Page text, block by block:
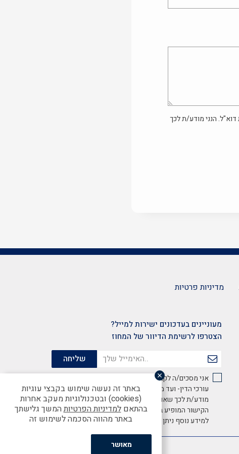
הנני מודע/ת לכך
מדיניות פרטיות
מעוניינים בעדכונים ישירות למייל?
הצטרפו לרשימת הדיוור של המחוז
אני מסכים/ה לקבל מידע שיווקי והצעות ממועדון לשכת
עורכי הדין- ועד מחוז מרכז, באמצעות דוא"ל. הנני
מודע/ת לכך שאוכל להסיר הסכמתי זו בכל עת באמצעות
הקישור המופיע בתחתית האתר.
למידע נוסף ניתן לעיין
במדיניות הפרטיות
Handcrafted by Matat
באתר זה נעשה שימוש בקבצי עוגיות
(cookies) ובטכנולוגיות מעקב אחרות
בהתאםלמדיניות הפרטיותהמשך גלישתך
באתר מהווה הסכמה לשימוש זה
מאושר